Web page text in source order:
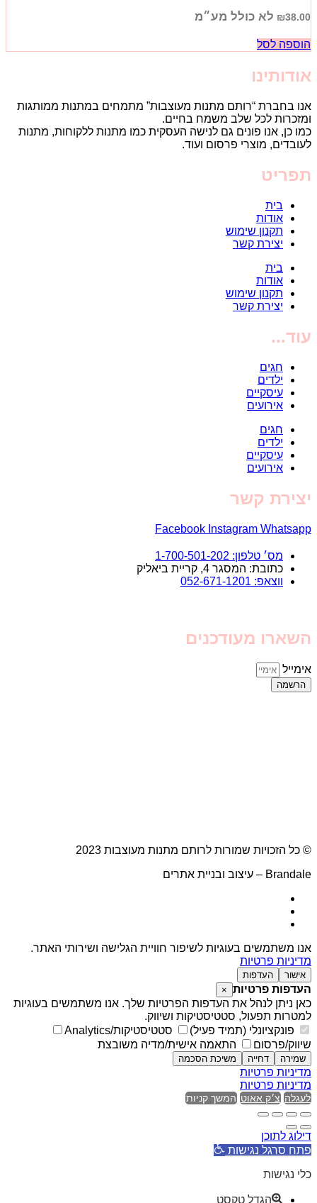
₪38.00 לא כולל מע״מ
הוספה לסל
אודותינו
אנו בחברת “רותם מתנות מעוצבות” מתמחים במתנות ממותגות
ומזכרות לכל שלב משמח בחיים.
כמו כן, אנו פונים גם לנישה העסקית כמו מתנות ללקוחות, מתנות
לעובדים, מוצרי פרסום ועוד.
תפריט
בית
אודות
תקנון שימוש
יצירת קשר
בית
אודות
תקנון שימוש
יצירת קשר
עוד...
חגים
ילדים
עיסקיים
אירועים
חגים
ילדים
עיסקיים
אירועים
יצירת קשר
Facebook Instagram Whatsapp
מס׳ טלפון: 1-700-501-202
כתובת: המסגר 4, קריית ביאליק
ווצאפ: 052-671-1201
השארו מעודכנים
אימייל
הרשמה
© כל הזכויות שמורות לרותם מתנות מעוצבות 2023
Brandale – עיצוב ובניית אתרים
אנו משתמשים בעוגיות לשיפור חוויית הגלישה ושירותי האתר.
מדיניות פרטיות
אישור העדפות
העדפות פרטיות ×
כאן ניתן לנהל את העדפות הפרטיות שלך. אנו משתמשים בעוגיות
למטרות תפעול, סטטיסטיקות ושיווק.
פונקציונלי (תמיד פעיל)
סטטיסטיקות/Analytics
שיווק/פרסום
התאמה אישית/מדיה משובצת
שמירה דחייה משיכת הסכמה
מדיניות פרטיות
מדיניות פרטיות
לעגלה צ׳ק אאוט המשך קניות
דילוג לתוכן
פתח סרגל נגישות
כלי נגישות
הגדל טקסט